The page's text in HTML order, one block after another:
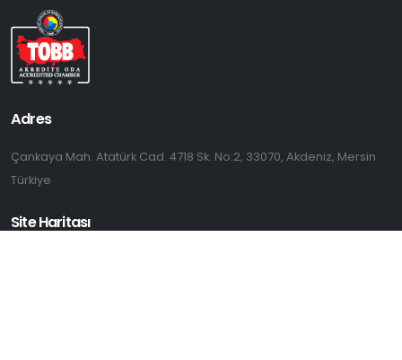
Adres
Çankaya Mah. Atatürk Cad. 4718 Sk. No:2, 33070, Akdeniz, Mersin
Türkiye
Site Haritası